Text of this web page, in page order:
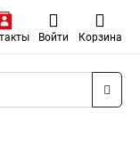
Войти Корзина